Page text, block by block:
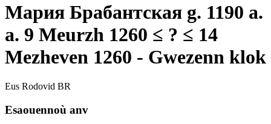
Мария Брабантская g. 1190 a.
a. 9 Meurzh 1260 ≤ ? ≤ 14
Mezheven 1260 - Gwezenn klok
Eus Rodovid BR
Esaouennoù anv